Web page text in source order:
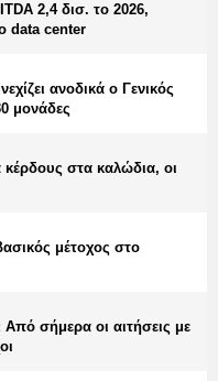
2,4 δισ. το 2026,
data center
ανοδικά ο Γενικός
μονάδες
στα καλώδια, οι
μέτοχος στο
σήμερα οι αιτήσεις με